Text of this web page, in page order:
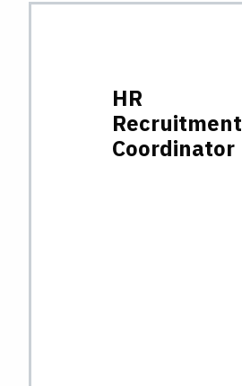
HR
Recruitment
Coordinator